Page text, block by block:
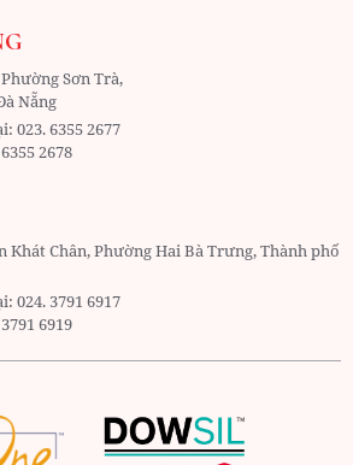
Sơn Trà,
Nẵng
023. 6355 2677
2678
Khát Chân, Phường Hai Bà Trưng, Thành phố
024. 3791 6917
6919